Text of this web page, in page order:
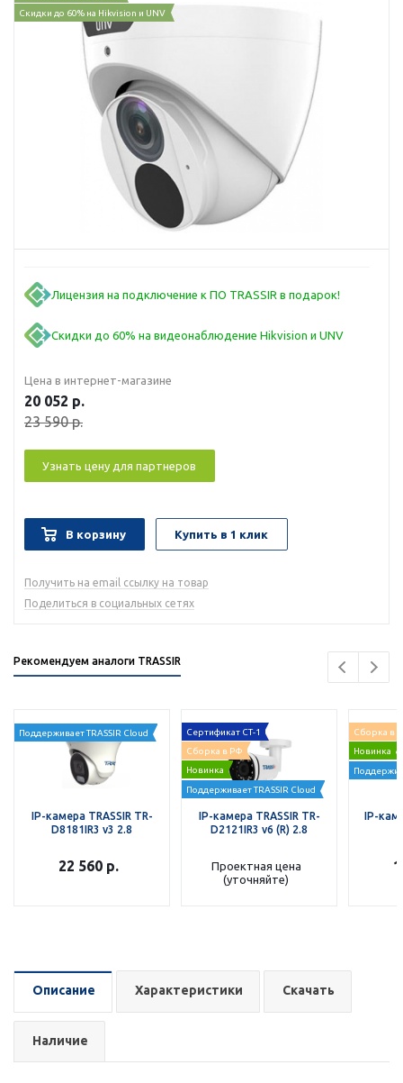
Скидки до 60% на Hikvision и UNV
Лицензия на подключение к ПО TRASSIR в подарок!
Скидки до 60% на видеонаблюдение Hikvision и UNV
Цена в интернет-магазине
20 052 р.
23 590р.
Узнать цену для партнеров
В корзину Купить в 1 клик
Получить на email ссылку на товар
Поделиться в социальных сетях
Рекомендуем аналоги TRASSIR
Поддерживает TRASSIR Cloud
IP-камера TRASSIR TR-
D8181IR3 v3 2.8
22 560 р.
Сертификат СТ-1
Сборка в РФ
Новинка
Поддерживает TRASSIR Cloud
IP-камера TRASSIR TR-
D2121IR3 v6 (R) 2.8
Проектная цена
(уточняйте)
Сборка в
Новинка
IP-
Описание Характеристики Скачать
Наличие